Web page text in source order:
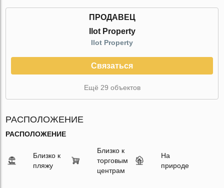
ПРОДАВЕЦ
Ilot Property
Ilot Property
Связаться
Ещё 29 объектов
РАСПОЛОЖЕНИЕ
РАСПОЛОЖЕНИЕ
Близко к
пляжу
Близко к
торговым
центрам
На
природе